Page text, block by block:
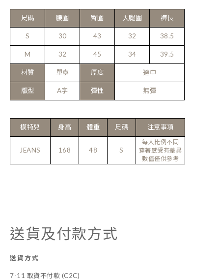
尺碼 腰圍 臀圍 大腿圍 褲長
S 30 43 32 38.5
M 32 45 34 39.5
材質 單寧 厚度 適中
版型 A字 彈性 無彈
模特兒 身高 體重 尺碼 注意事項
JEANS 168 48 S
每人比例不同
穿著感受有差異
數值僅供參考
送貨及付款方式
送貨方式
7-11 取貨不付款 (C2C)